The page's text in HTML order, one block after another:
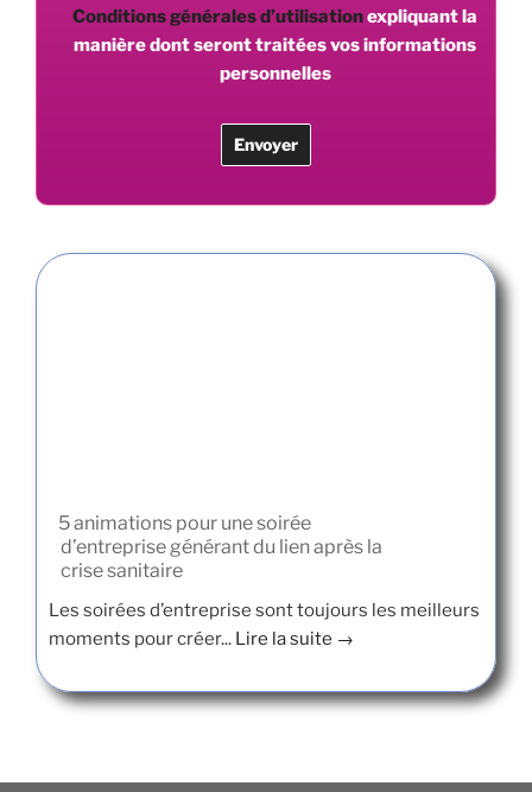
Conditions générales d’utilisationexpliquant la
manière dont seront traitées vos informations
personnelles
5 animations pour une soirée
d’entreprise générant du lien après la
crise sanitaire
Les soirées d’entreprise sont toujours les meilleurs
moments pour créer... Lire la suite →